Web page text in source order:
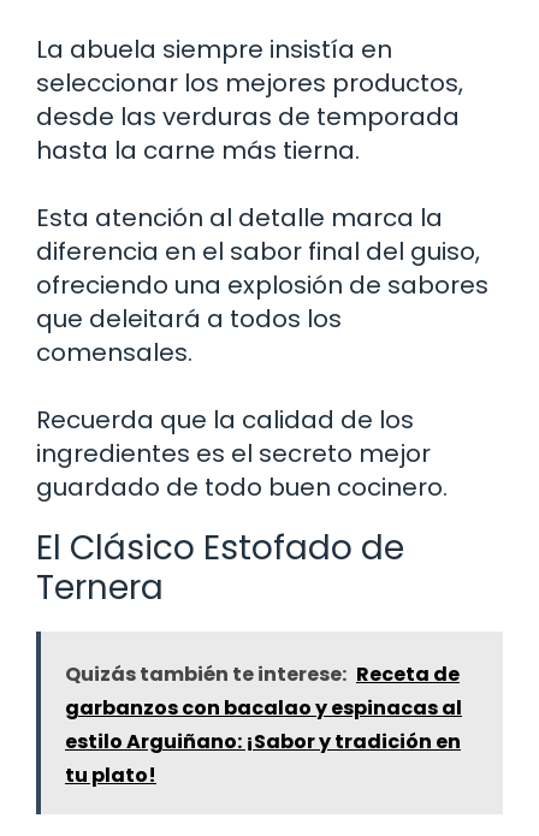
La abuela siempre insistía en
seleccionar los mejores productos,
desde las verduras de temporada
hasta la carne más tierna.
Esta atención al detalle marca la
diferencia en el sabor final del guiso,
ofreciendo una explosión de sabores
que deleitará a todos los
comensales.
Recuerda que la calidad de los
ingredientes es el secreto mejor
guardado de todo buen cocinero.
El Clásico Estofado de
Ternera
Quizás también te interese: Receta de
garbanzos con bacalao y espinacas al
estilo Arguiñano: ¡Sabor y tradición en
tu plato!